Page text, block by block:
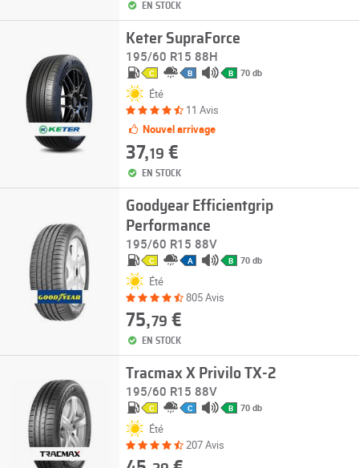
EN STOCK
Keter SupraForce
195/60 R15 88H
C B B 70 db
Été
11 Avis
Nouvel arrivage
37,19 €
EN STOCK
Goodyear Efficientgrip
Performance
195/60 R15 88V
C A B 70 db
Été
805 Avis
75,79 €
EN STOCK
Tracmax X Privilo TX-2
195/60 R15 88V
C C B 70 db
Été
207 Avis